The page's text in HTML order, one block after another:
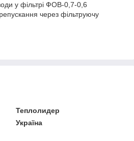
у фільтрі ФОВ-0,7-0,6
через фільтруючу
Теплолидер
Україна